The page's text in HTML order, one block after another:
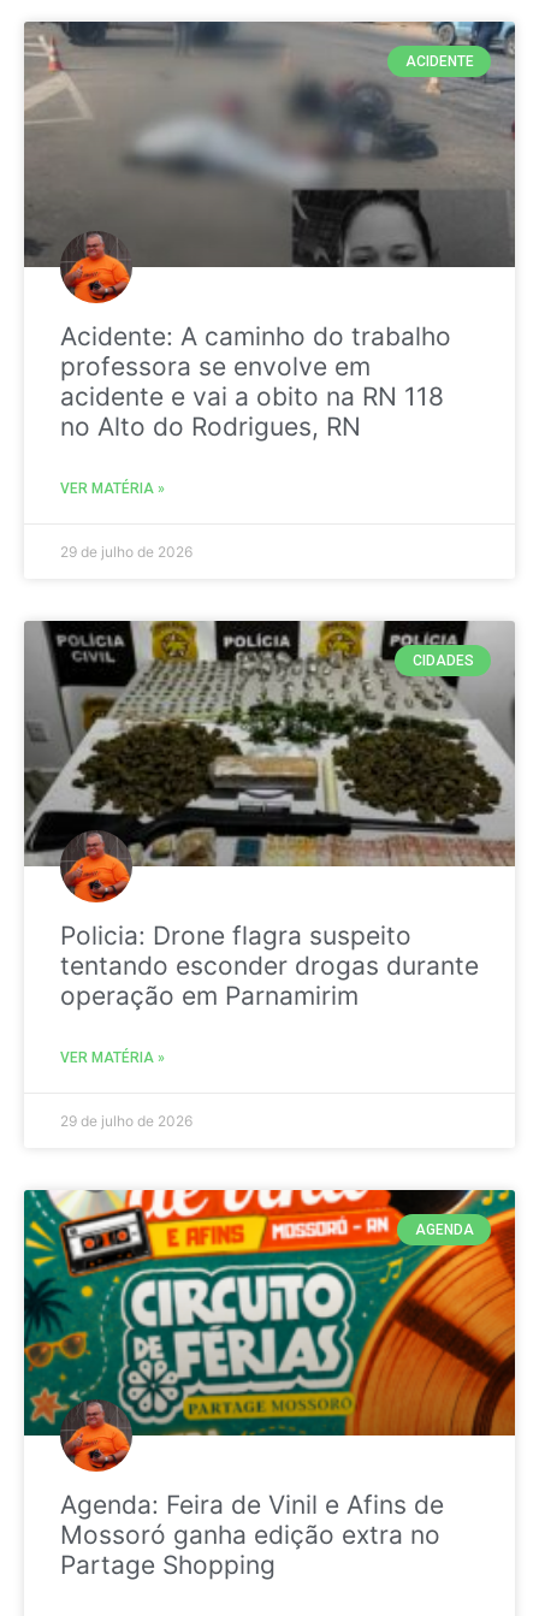
ACIDENTE
Acidente: A caminho do trabalho
professora se envolve em
acidente e vai a obito na RN 118
no Alto do Rodrigues, RN
VER MATÉRIA »
29 de julho de 2026
CIDADES
Policia: Drone flagra suspeito
tentando esconder drogas durante
operação em Parnamirim
VER MATÉRIA »
29 de julho de 2026
AGENDA
Agenda: Feira de Vinil e Afins de
Mossoró ganha edição extra no
Partage Shopping